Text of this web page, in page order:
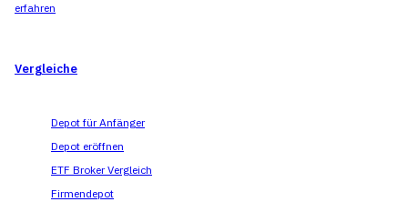
erfahren
Vergleiche
Depot für Anfänger
Depot eröffnen
ETF Broker Vergleich
Firmendepot